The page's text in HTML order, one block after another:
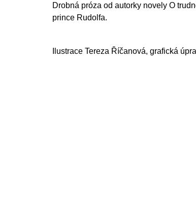
Drobná próza od autorky novely O
prince Rudolfa.
Ilustrace Tereza Říčanová, grafická